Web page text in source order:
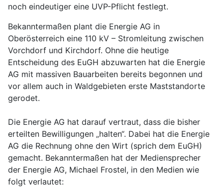
noch eindeutiger eine UVP-Pflicht festlegt.
Bekanntermaßen plant die Energie AG in
Oberösterreich eine 110 kV – Stromleitung zwischen
Vorchdorf und Kirchdorf. Ohne die heutige
Entscheidung des EuGH abzuwarten hat die Energie
AG mit massiven Bauarbeiten bereits begonnen und
vor allem auch in Waldgebieten erste Maststandorte
gerodet.
Die Energie AG hat darauf vertraut, dass die bisher
erteilten Bewilligungen „halten“. Dabei hat die Energie
AG die Rechnung ohne den Wirt (sprich dem EuGH)
gemacht. Bekanntermaßen hat der Mediensprecher
der Energie AG, Michael Frostel, in den Medien wie
folgt verlautet: